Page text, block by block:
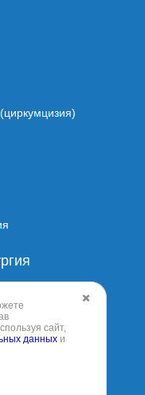
✖️
сайт,
данных и